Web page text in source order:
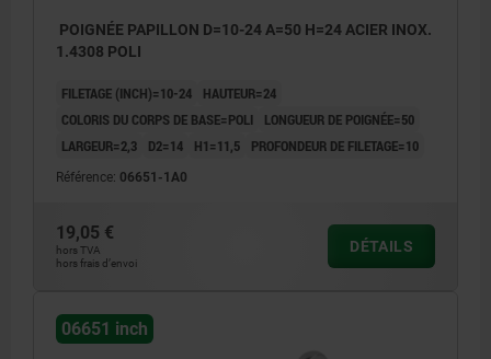
POIGNÉE PAPILLON D=10-24 A=50 H=24 ACIER INOX.
1.4308 POLI
FILETAGE (INCH)=10-24
HAUTEUR=24
COLORIS DU CORPS DE BASE=POLI
LONGUEUR DE POIGNÉE=50
LARGEUR=2,3
D2=14 H1=11,5 PROFONDEUR DE FILETAGE=10
Référence: 06651-1A0
19,05 €
hors TVA
hors frais d’envoi
DÉTAILS
06651 inch